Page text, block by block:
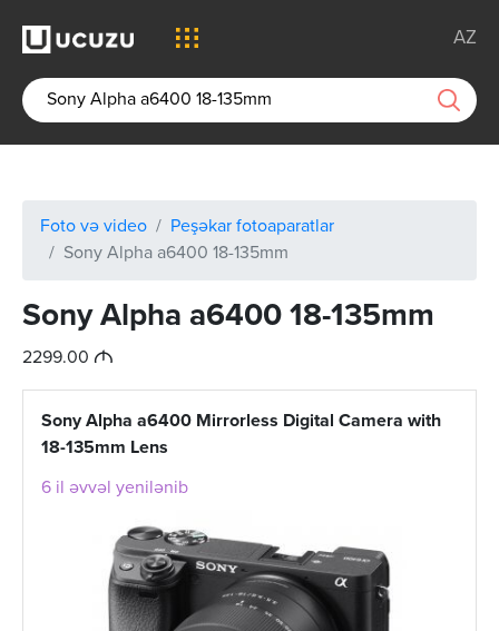
AZ
Foto və video
Peşəkar fotoaparatlar
Sony Alpha a6400 18-135mm
Sony Alpha a6400 18-135mm
2299.00 M
Sony Alpha a6400 Mirrorless Digital Camera with
18-135mm Lens
6 il əvvəl yenilənib